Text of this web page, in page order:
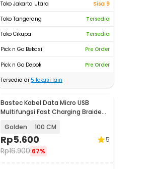
Toko Jakarta Utara
Sisa 9
Toko Tangerang
Tersedia
Toko Cikupa
Tersedia
Pick n Go Bekasi
Pre Order
Pick n Go Depok
Pre Order
Tersedia di 5 lokasi lain
Bastec Kabel Data Micro USB
Multifungsi Fast Charging Braided
Golden 100 CM
Rp5.600
Rp16.900 67%
5